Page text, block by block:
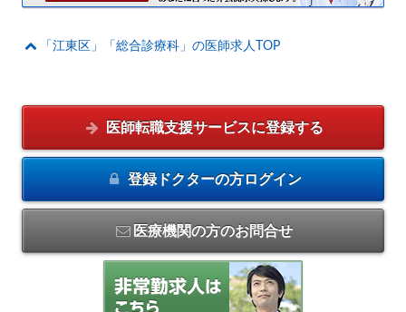
「江東区」「総合診療科」の医師求人TOP
医師転職支援サービスに登録する
登録ドクターの方ログイン
医療機関の方のお問合せ